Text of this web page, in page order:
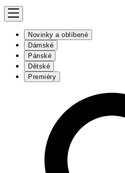
Novinky a oblíbené
Dámské
Pánské
Dětské
Premiéry